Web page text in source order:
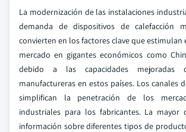
La modernización de las instalaciones
demanda de dispositivos de calefacción
convierten en los factores clave que estimulan
mercado en gigantes económicos como
debido a las capacidades mejoradas
manufactureras en estos países. Los canales
simplifican la penetración de los
industriales para los fabricantes. La mayor
información sobre diferentes tipos de